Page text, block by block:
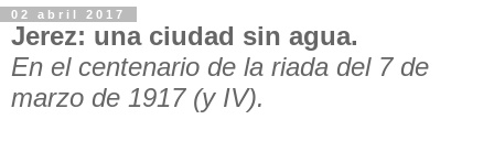
02 abril 2017
Jerez: una ciudad sin agua.
En el centenario de la riada del 7 de
marzo de 1917 (y IV).